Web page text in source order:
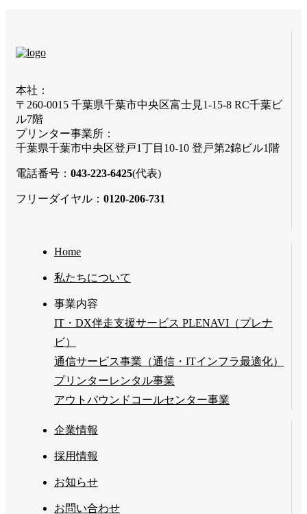
本社：
〒260-0015 千葉県千葉市中央区富士見1-15-8 RC千葉ビ
ル7階
プリンター事業所：
千葉県千葉市中央区登戸1丁目10-10 登戸第2錦ビル1階
電話番号： 043-223-6425(代表)
フリーダイヤル： 0120-206-731
Home
私たちについて
事業内容
IT・DX伴走支援サービス PLENAVI（プレナ
ビ）
通信サービス事業（通信・ITインフラ最適化）
プリンターレンタル事業
アウトバウンドコールセンター事業
企業情報
採用情報
お知らせ
お問い合わせ